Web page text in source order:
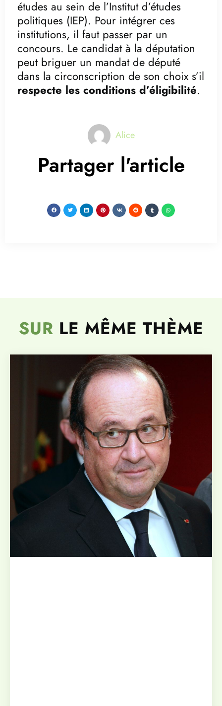
études au sein de l’Institut d’études
politiques (IEP). Pour intégrer ces
institutions, il faut passer par un
concours. Le candidat à la députation
peut briguer un mandat de député
dans la circonscription de son choix s’il
respecte les conditions d’éligibilité.
Alice
Partager l'article
SUR LE MÊME THÈME